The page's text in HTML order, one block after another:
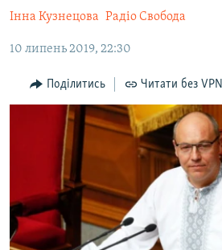
основної
навігації
Перейти
пошуку
БЛОГИ
ПОГЛЯД
ІНТЕРВ'Ю
ВСЕ ЗА ДЕНЬ
СПЕЦПРОЕКТИ
ДЕПОРТАЦІЯ
ВІДЕОУРОКИ «ELIFBE»
СВІДЧЕННЯ ОКУПАЦІЇ
ЯК ОБІЙТИ БЛОКУВАННЯ
Русский
Qırımtatar
Інна Кузнецова Радіо Свобода
10 липень 2019, 22:30
Поділитись Читати без VPN